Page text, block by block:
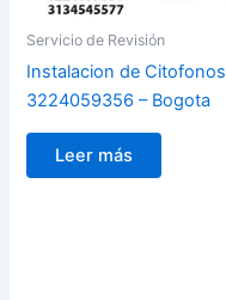
Servicio de Revisión
Instalacion de Citofonos
3224059356 – Bogota
Leer más